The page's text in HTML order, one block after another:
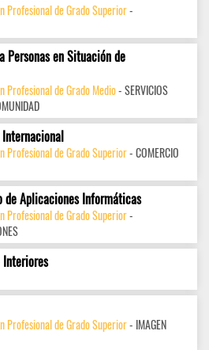
Profesional de Grado Superior-
Personas en Situación de
Profesional de Grado Medio- SERVICIOS
Profesional de Grado Superior- COMERCIO
de Aplicaciones Informáticas
Profesional de Grado Superior-
Interiores
Profesional de Grado Superior- IMAGEN